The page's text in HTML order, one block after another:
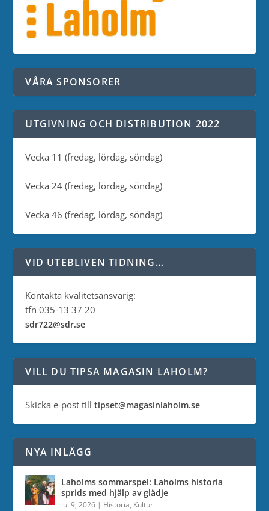
VÅRA SPONSORER
UTGIVNING OCH DISTRIBUTION 2022
Vecka 11 (fredag, lördag, söndag)
Vecka 24 (fredag, lördag, söndag)
Vecka 46 (fredag, lördag, söndag)
VID UTEBLIVEN TIDNING…
Kontakta kvalitetsansvarig:
tfn 035-13 37 20
sdr722@sdr.se
VILL DU TIPSA MAGASIN LAHOLM?
Skicka e-post tilltipset@magasinlaholm.se
NYA INLÄGG
Laholms sommarspel: Laholms historia
sprids med hjälp av glädje
jul 9, 2026 | Historia, Kultur